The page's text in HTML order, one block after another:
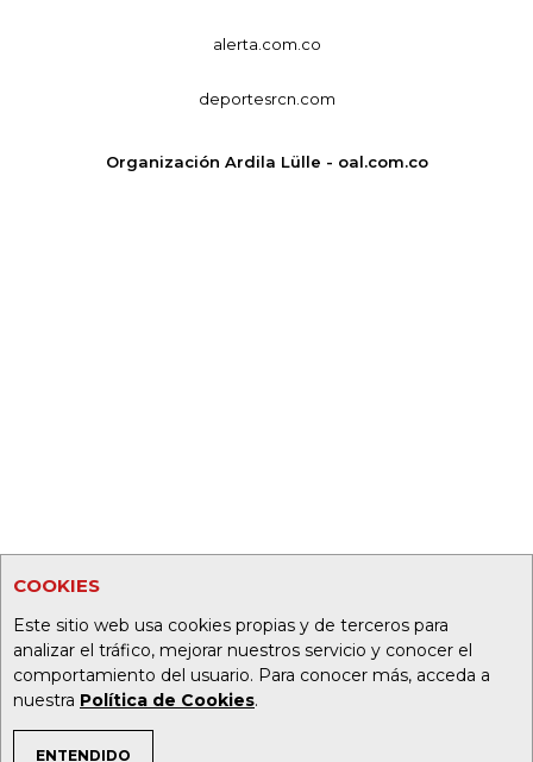
COOKIES
Este sitio web usa cookies propias y de terceros para
analizar el tráfico, mejorar nuestros servicio y conocer el
comportamiento del usuario. Para conocer más, acceda a
nuestra Política de Cookies.
ENTENDIDO
alerta.com.co
deportesrcn.com
Organización Ardila Lülle - oal.com.co